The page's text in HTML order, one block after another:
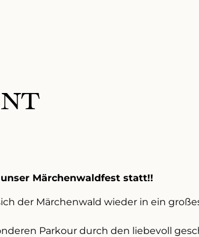
unser Märchenwaldfest statt!!
der Märchenwald wieder in ein
Parkour durch den liebevoll